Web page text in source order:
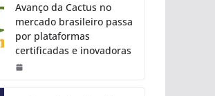
Avanço da Cactus no
mercado brasileiro passa
por plataformas
certificadas e inovadoras